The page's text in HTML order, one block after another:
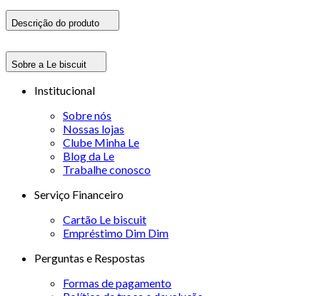
Descrição do produto
Sobre a Le biscuit
Institucional
Sobre nós
Nossas lojas
Clube Minha Le
Blog da Le
Trabalhe conosco
Serviço Financeiro
Cartão Le biscuit
Empréstimo Dim Dim
Perguntas e Respostas
Formas de pagamento